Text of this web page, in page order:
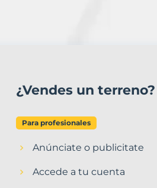
¿Vendes un terreno?
Para profesionales
Anúnciate o publicitate
Accede a tu cuenta